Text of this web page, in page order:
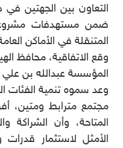
التعاون بين الجهتين في
ضمن مستهدفات مشروع
المتنقلة في الأماكن
وقع الاتفاقية، محافظ
المؤسسة عبدالله بن
وعد سموه تنمية الفئات
مجتمع مترابط ومتين،
المتاحة، وأن الشراكة
الأمثل لاستثمار